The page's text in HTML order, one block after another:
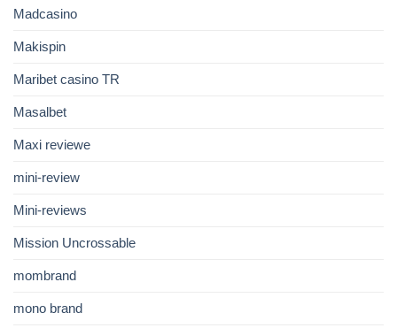
Madcasino
Makispin
Maribet casino TR
Masalbet
Maxi reviewe
mini-review
Mini-reviews
Mission Uncrossable
mombrand
mono brand